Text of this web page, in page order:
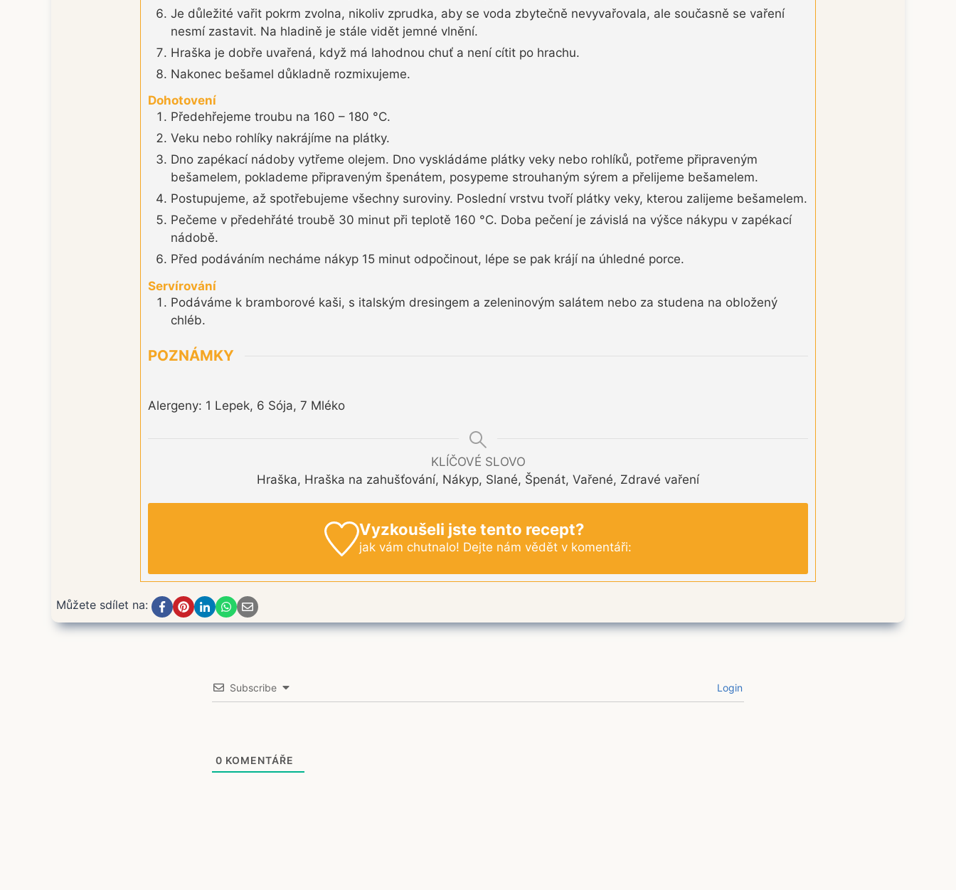
Je důležité vařit pokrm zvolna, nikoliv zprudka, aby se voda zbytečně nevyvařovala, ale současně se vaření
nesmí zastavit. Na hladině je stále vidět jemné vlnění.
Hraška je dobře uvařená, když má lahodnou chuť a není cítit po hrachu.
Nakonec bešamel důkladně rozmixujeme.
Dohotovení
Předehřejeme troubu na 160 – 180 °C.
Veku nebo rohlíky nakrájíme na plátky.
Dno zapékací nádoby vytřeme olejem. Dno vyskládáme plátky veky nebo rohlíků, potřeme připraveným
bešamelem, poklademe připraveným špenátem, posypeme strouhaným sýrem a přelijeme bešamelem.
Postupujeme, až spotřebujeme všechny suroviny. Poslední vrstvu tvoří plátky veky, kterou zalijeme bešamelem.
Pečeme v předehřáté troubě 30 minut při teplotě 160 °C. Doba pečení je závislá na výšce nákypu v zapékací
nádobě.
Před podáváním necháme nákyp 15 minut odpočinout, lépe se pak krájí na úhledné porce.
Servírování
Podáváme k bramborové kaši, s italským dresingem a zeleninovým salátem nebo za studena na obložený
chléb.
POZNÁMKY
Alergeny: 1 Lepek, 6 Sója, 7 Mléko
KLÍČOVÉ SLOVO
Hraška, Hraška na zahušťování, Nákyp, Slané, Špenát, Vařené, Zdravé vaření
Vyzkoušeli jste tento recept?
jak vám chutnalo! Dejte nám vědět v komentáři:
Můžete sdílet na:
Subscribe Login
0 KOMENTÁŘE